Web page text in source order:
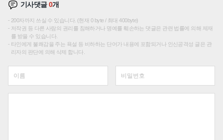
기사댓글0개
200자까지 쓰실 수 있습니다. (현재 0 byte / 최대 400byte)
저작권 등 다른 사람의 권리를 침해하거나 명예를 훼손하는 댓글은 관련 법률에 의해 제재
를 받을 수 있습니다.
타인에게 불쾌감을 주는 욕설 등 비하하는 단어가 내용에 포함되거나 인신공격성 글은 관
리자의 판단에 의해 삭제 합니다.